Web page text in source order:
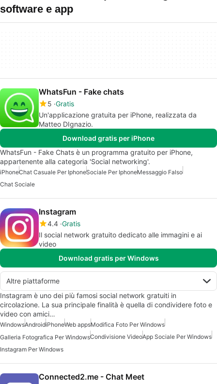
software e app
WhatsFun - Fake chats
5 Gratis
Un'applicazione gratuita per iPhone, realizzata da
Matteo DIgnazio.
Download gratis per iPhone
WhatsFun - Fake Chats è un programma gratuito per iPhone,
appartenente alla categoria 'Social networking'.
iPhoneChat Casuale Per IphoneSociale Per IphoneMessaggio Falso
Chat Sociale
Instagram
4.4 Gratis
Il social network gratuito dedicato alle immagini e ai
video
Download gratis per Windows
Altre piattaforme
Instagram è uno dei più famosi social network gratuiti in
circolazione. La sua principale finalità è quella di condividere foto e
video con amici…
WindowsAndroidiPhoneWeb appsModifica Foto Per Windows
Galleria Fotografica Per WindowsCondivisione VideoApp Sociale Per Windows
Instagram Per Windows
Connected2.me - Chat Meet